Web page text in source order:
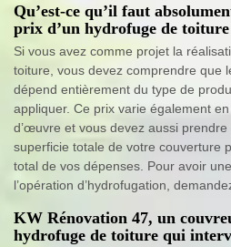
Qu’est-ce qu’il faut
prix d’un hydrofuge de toiture
Si vous avez comme projet la
toiture, vous devez comprendre que
dépend entièrement du type de
appliquer. Ce prix varie également
d’œuvre et vous devez aussi
superficie totale de votre couverture
total de vos dépenses. Pour avoir
l’opération d’hydrofugation,
KW Rénovation 47, un
hydrofuge de toiture qui